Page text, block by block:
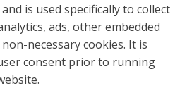
is used specifically to collect
ads, other embedded
necessary cookies. It is
consent prior to running